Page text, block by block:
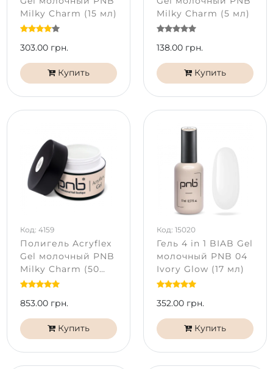
Milky Charm (15 мл)
303.00 грн.
Купить
Milky Charm (5 мл)
138.00 грн.
Купить
Код: 4159
Полигель Acryflex
Gel молочный PNB
Milky Charm (50
мл)
853.00 грн.
Купить
Код: 15020
Гель 4 in 1 BIAB Gel
молочный PNB 04
Ivory Glow (17 мл)
352.00 грн.
Купить